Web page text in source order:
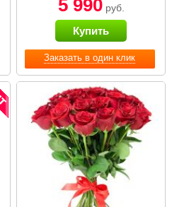
Заказать в один клик
5 990руб.
Купить